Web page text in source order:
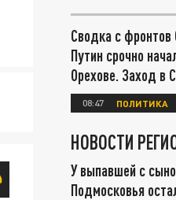
Сводка с фронтов
Путин срочно
Орехове. Заход в
08:47 ПОЛИТИКА
НОВОСТИ
У выпавшей с
Подмосковья